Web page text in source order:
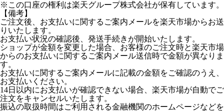
※この口座の権利は楽天グループ株式会社が保有しています。
【備考】
ご注文後、お支払いに関するご案内メールを楽天市場からお送
りいたします。
お支払い状況の確認後、発送手続きが開始いたします。
ショップが金額を変更した場合、お客様のご注文時と楽天市場
からのお支払いに関するご案内メール送信時で金額が異なりま
す。
お支払いに関するご案内メールに記載の金額をご確認のうえ、
お支払いください。
14日以内にお支払いが確認できない場合、楽天市場が自動でご
注文をキャンセルいたします。
振込の取扱時間はご利用される金融機関のホームページなどを